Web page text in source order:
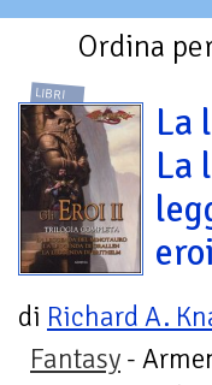
Ordina
LIBRI
La
La
di Richard A.
Fantasy -